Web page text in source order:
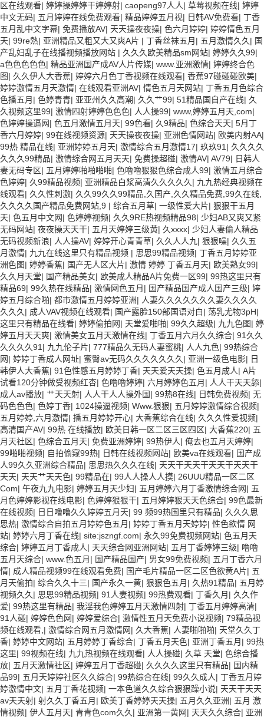
区在线观看| 婷婷操婷婷干婷婷射| caopeng97人人| 草莓视频在线| 婷婷
中文无码| 五月婷婷在线免费观看| 精品婷婷五月视| 日韩AV免费看| 丁香
五月乱中文字幕| 免费播放AV| 天天操夜夜操| 色六月婷婷| 婷婷情色五月
天| 99re熱| 亚洲精品又粗又大又爽A片 | 丁香丝袜五月 | 五月激情久久 | 国
产乱妇乱子在线播视频播放网站 | 久久久欧美精品sm网站| 婷婷久久99|
a色色色色色| 精品亚洲国产成AV人片传媒| www.亚洲激情| 婷婷终合色
图| 久久伊人大香蕉| 婷婷六月色丁香视频在线观看| 香蕉97碰碰碰欧美|
婷婷激情五月天激情| 在线观看亚洲AV| 情色五月天网站| 丁香五月色综合
色播五月 | 色婷青青| 亚亚州久久高潮| 久久艹99| 51精品国自产在线| 久
久视频这里99| 激情四射婷婷色色色| 人人操99| www,婷婷五月天,com|
色婷婷操逼网| 色五月激情五月天| 99色看| 久9精品| 色综合天天| 5月丁
香六月婷婷| 99在线视频资源| 天天操夜夜操| 亚洲色情网站| 欧美内射AA|
99热 精品在线| 亚洲婷婷五月天| 激情综合五月激情17| 玖玖91 | 久久久久
久久久99精品| 激情综合网五月天天| 免费操超碰| 激情AV| AV79| 日韩人
妻无码专区| 五月婷婷啪啪啪啪| 色噜噜狠狠色综合成人99| 激情五月综合
色婷婷| 久99精品视频| 亚洲精品白浆高清久久久久久 | 九九热经典视频在
线观看| 久久性刺激| 久久99久久99精品,久国产,久久精品免费,99久在线,
久久久久国产精品免费网站,9 | 综合五月草| 一级性爱大片| 狠狠干五月
天| 色五月中文网| 色婷婷视频| 久久9RE热视频精品98| 少妇AB又爽又紧
无码网站| 夜夜操天天干| 五月天婷婷三级黄| 久xxxx| 少妇人妻偷人精品
无码视频新浪| 人人操AV| 婷婷开心青青草| 久久人人九 | 狠狠噪| 久久五
月激情| 九九在线这里只有精品视频 | 思思99精品视频| 丁香五月婷婷亚
洲色图| 婷婷香蕉| 国产无人区大片| 激情 婷婷 丁香五月天| 欧美熟女99|
久久月天堂| 国产精品美女| 欧美成人精品A片免费一区99| 99热这里只有
精品69| 99久热在线精品| 激情网色五月 | 国产精品国产成人国产三级| 婷
婷五月综合啪| 都市激情五月婷婷亚洲| 人妻久久久久久久久妻久久久久
久久久 | 成人VAV视频在线观看| 国产露脸150部国语对白| 荡乳尤物3pH|
这里只有精品在线看| 婷婷偷拍网| 天堂爱啪啪| 99久久超级| 九九色图| 婷
婷五月天天爽| 激情美女五月天激情在线| 丁香五月六月久久综合| 91久久
久久久久91 | 九九伦子片| 777精品久无码人妻蜜桃| 人人九色| 99热综合
网| 婷婷丁香成人网址| 蜜臀av无码久久久久久久久 | 亚洲一级色电影| 日
韩伊人大香蕉| 91色性感五月婷婷丁香| 天天爱天天操| 色五月成人| A片
试看120分钟做受视频红杏| 色噜噜婷婷| 六月婷婷色五月 | 人人干天天舔|
成人av播放| 艹天天射| 人人干人人操外国| 99热8在线| 日韩免费视频| 无
码色色色| 色婷丁香| 1024操逼视频| Www.狠狠| 五月婷婷激情综合视频|
五月婷婷,六月激情| 播五月婷婷开心| 大香蕉综合在线| 久久久性爱视频|
高清国产AV| 99热 在线播放| 欧美日韩一区二区三区四区| 大香蕉220| 五
月天社区| 色综合五月天| 免费亚洲婷婷| 99热伊人| 俺去也五月天婷婷|
99啪啪视频| 自拍偷窥99热| 日韩在线视频网站| 欧美va在线观看| 国产成
人99久久亚洲综合精品| 思思热久久久在线| 天天干天天干天天干天天干
天天| 天天艹天天色| 99精品在| 99人人操人人摸| 26UUU精品一区二区
Com| 午夜九九电影| 婷婷五月天少妇| 五月婷婷六月丁香激情综合网| 五
月色婷婷影视在线电影| 色婷婷狠狠干| 五月婷婷狠天天色综合| 99色最新
在线视频| 日日噜噜久久婷婷五月天| 99 频99热国里只有精品| 久久久思
思热| 激情综合自拍五月婷婷色五月 | 婷婷丁香五月天婷婷| 性色欲情 网
站| 婷婷六月丁香在线| site:jszngf.com| 永久99免费视频网站| 色五月天
综合| 婷婷五月丁香成人| 天天综合网亚洲网站| 五月丁香婷婷三级| 噜噜
五月天综合| www.色五月 | 国产精品国产| 男女99免费视频| 五月丁香六月
情| 成人精品视频99在线观看免费| 国产毛片精品一区二区色欲黄A片| 五
月天偷拍| 综合久久十三| 国产永久一黄| 狠狠色五月 | 久热91精品| 五月婷
视频久久 | 思思99精品视频| 91人妻视频| 99热费观看| 丁香久月 | 久久作
爱| 99热这里有精品| 我淫我色婷婷五月天激情四射| 丁香五月婷婷高清|
91人碰| 婷婷色色网| 婷婷爱综合| 激情性五月天免费小说视频| 79精品视
频在线观看, | 激情综合网五月激情网| 久大香蕉| 人妻啪啪啪| 天堂久久丁
香| 婷婷中文网站| 五月婷婷丁香综合| 丁香五月天色| 亚洲丁香五月 | 99热
这里| 99视频在线| 九九热视频在线观看| 人人操碰| 久草 天堂| 色综合播
放| 五月天激情社区| 婷婷五月丁香超碰| 久久久久这里只有精品| 国内精
品99| 五月天婷婷社区久久综合| 99热综合在线| 99久久成人| 丁香五月婷
婷激情中文| 五月丁香花视频| 一本色道久久综合狠狠躁小说| 天天干天天
av天天射| 射久久丁香五月 | 欧美丁香婷婷天天操| 五月久久亚洲| 五月 激
情视频| 伊人五月天| 青青色com久久 | 亚洲第一黄网| 天天久久综合| 亚洲